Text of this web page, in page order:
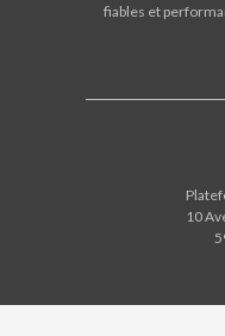
fiables et
10